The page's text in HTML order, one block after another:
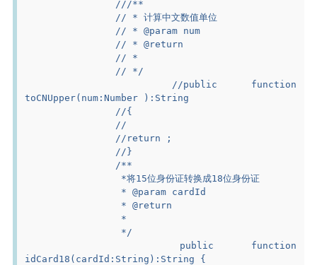
		///**
		// * 计算中文数值单位
		// * @param num
		// * @return
		// *
		// */
toCNUpper(num:Number ):String
		//{
		//
		//return ;
		//}
		/**
		 *将15位身份证转换成18位身份证
		 * @param cardId
		 * @return
		 *
		 */
idCard18(cardId:String):String {